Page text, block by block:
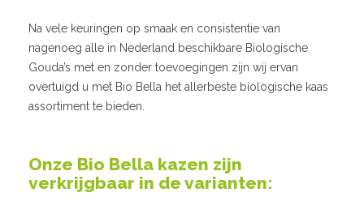
Na vele keuringen op smaak en consistentie van
nagenoeg alle in Nederland beschikbare Biologi­sche
Gouda’s met en zonder toevoegingen zijn wij ervan
overtuigd u met Bio Bella het allerbeste biologische kaas
assortiment te bieden.
Onze Bio Bella kazen zijn
verkrijgbaar in de varianten: